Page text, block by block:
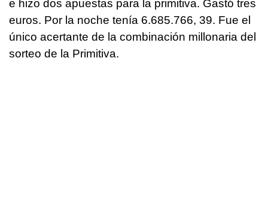
e hizo dos apuestas para la primitiva. Gastó tres
euros. Por la noche tenía 6.685.766, 39. Fue el
único acertante de la combinación millonaria del
sorteo de la Primitiva.